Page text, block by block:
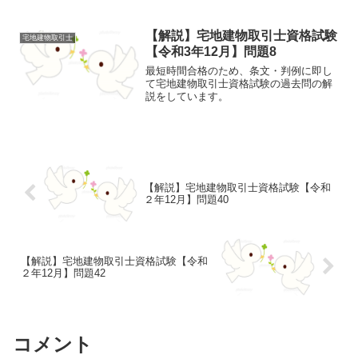
宅地建物取引士
【解説】宅地建物取引士資格試験
【令和3年12月】問題8
最短時間合格のため、条文・判例に即し
て宅地建物取引士資格試験の過去問の解
説をしています。
【解説】宅地建物取引士資格試験【令和
２年12月】問題40
【解説】宅地建物取引士資格試験【令和
２年12月】問題42
コメント